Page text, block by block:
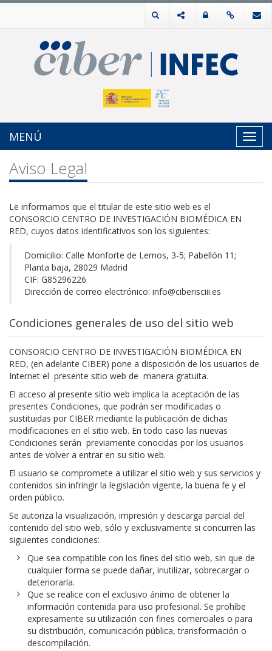
MENÚ
Aviso Legal
Le informamos que el titular de este sitio web es el
CONSORCIO CENTRO DE INVESTIGACIÓN BIOMÉDICA EN
RED, cuyos datos identificativos son los siguientes:
Domicilio: Calle Monforte de Lemos, 3-5; Pabellón 11;
Planta baja, 28029 Madrid
CIF: G85296226
Dirección de correo electrónico: info@ciberisciii.es
Condiciones generales de uso del sitio web
CONSORCIO CENTRO DE INVESTIGACIÓN BIOMÉDICA EN
RED, (en adelante CIBER) pone a disposición de los usuarios de
Internet el presente sitio web de manera gratuita.
El acceso al presente sitio web implica la aceptación de las
presentes Condiciones, que podrán ser modificadas o
sustituidas por CIBER mediante la publicación de dichas
modificaciones en el sitio web. En todo caso las nuevas
Condiciones serán previamente conocidas por los usuarios
antes de volver a entrar en su sitio web.
El usuario se compromete a utilizar el sitio web y sus servicios y
contenidos sin infringir la legislación vigente, la buena fe y el
orden público.
Se autoriza la visualización, impresión y descarga parcial del
contenido del sitio web, sólo y exclusivamente si concurren las
siguientes condiciones:
Que sea compatible con los fines del sitio web, sin que de
cualquier forma se puede dañar, inutilizar, sobrecargar o
deteriorarla.
Que se realice con el exclusivo ánimo de obtener la
información contenida para uso profesional. Se prohíbe
expresamente su utilización con fines comerciales o para
su distribución, comunicación pública, transformación o
descompilación.